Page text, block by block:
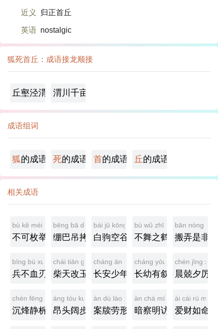
近义 归正首丘
英语 nostalgic
狐死首丘：成语接龙顺接
丘壑泾渭 渭川千亩
成语组词
狐的成语 死的成语 首的成语 丘的成语
相关成语
bù kě méi jǔ
不可枚举
bēng bā diào kǎo
绷巴吊拷
bái jū kōng gǔ
白驹空谷
bù wǔ zhī hè
不舞之鹤
bān nòng shì
搬弄是非
bīng bù xuè rèn
兵不血刃
chái tiān gǎi yù
柴天改玉
cháng ān shào nián
长安少年
cháng yòu yǒu xù
长幼有叙
chén jīng xī lì
晨兢夕厉
chén fēng jìng tuò
沉烽静柝
áng tóu kuò bù
昂头阔步
àn dú láo xíng
案牍劳形
àn chá míng fǎng
暗察明访
ài cái rú mìng
爱财如命